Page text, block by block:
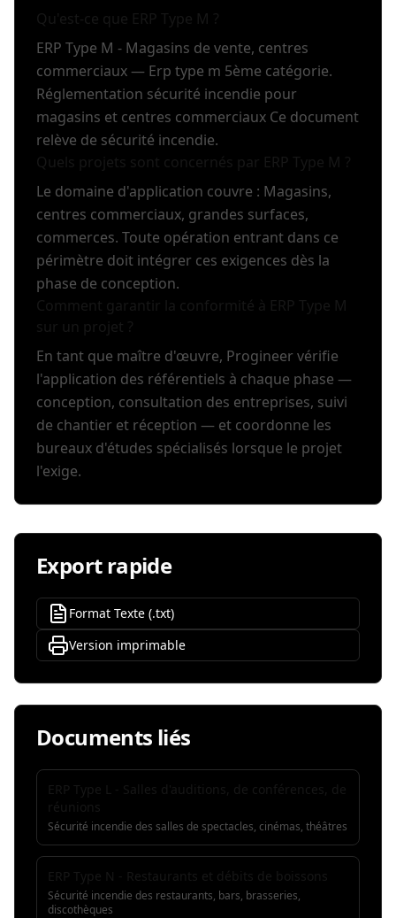
ERP Type M - Magasins de vente, centres
commerciaux — Erp type m 5ème catégorie.
Réglementation sécurité incendie pour
magasins et centres commerciaux Ce document
relève de sécurité incendie.
Le domaine d'application couvre : Magasins,
centres commerciaux, grandes surfaces,
commerces. Toute opération entrant dans ce
périmètre doit intégrer ces exigences dès la
phase de conception.
En tant que maître d'œuvre, Progineer vérifie
l'application des référentiels à chaque phase —
conception, consultation des entreprises, suivi
de chantier et réception — et coordonne les
bureaux d'études spécialisés lorsque le projet
l'exige.
Export rapide
Format Texte (.txt)
Version imprimable
Documents liés
Sécurité incendie des salles de spectacles, cinémas, théâtres
Sécurité incendie des restaurants, bars, brasseries,
discothèques